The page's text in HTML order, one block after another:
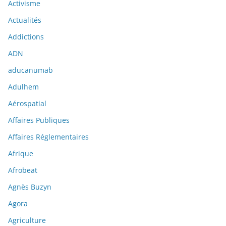
Activisme
Actualités
Addictions
ADN
aducanumab
Adulhem
Aérospatial
Affaires Publiques
Affaires Réglementaires
Afrique
Afrobeat
Agnès Buzyn
Agora
Agriculture